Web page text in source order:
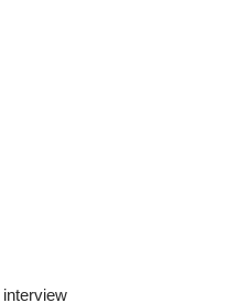
interview